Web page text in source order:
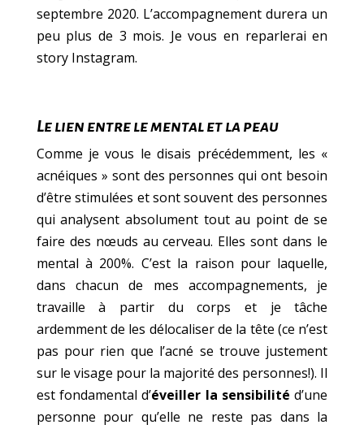
septembre 2020. L’accompagnement durera un
peu plus de 3 mois. Je vous en reparlerai en
story Instagram.
Le lien entre le mental et la peau
Comme je vous le disais précédemment, les «
acnéiques » sont des personnes qui ont besoin
d’être stimulées et sont souvent des personnes
qui analysent absolument tout au point de se
faire des nœuds au cerveau. Elles sont dans le
mental à 200%. C’est la raison pour laquelle,
dans chacun de mes accompagnements, je
travaille à partir du corps et je tâche
ardemment de les délocaliser de la tête (ce n’est
pas pour rien que l’acné se trouve justement
sur le visage pour la majorité des personnes!). Il
est fondamental d’éveiller la sensibilité d’une
personne pour qu’elle ne reste pas dans la